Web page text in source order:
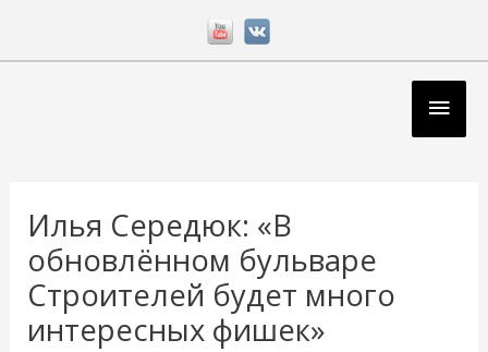
Илья Середюк: «В
обновлённом бульваре
Строителей будет много
интересных фишек»
записям